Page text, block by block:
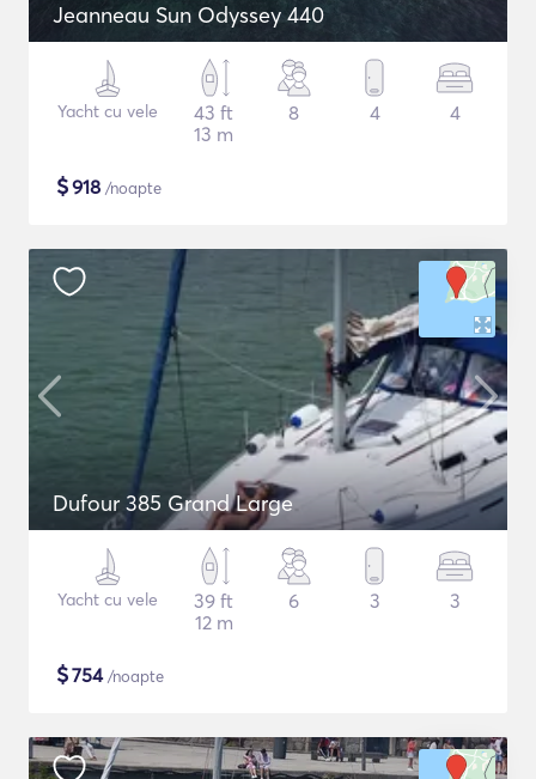
Jeanneau Sun Odyssey 440
Yacht cu vele
43 ft
13 m
8 4 4
$918 /noapte
Dufour 385 Grand Large
Yacht cu vele
39 ft
12 m
6 3 3
$754/noapte